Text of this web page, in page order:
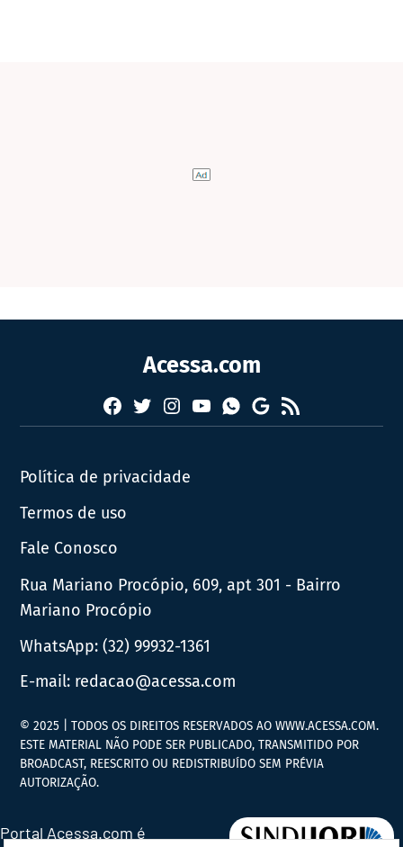
Acessa.com
Facebook
TwitterInstagram
YouTubeWhatsapp
Google
News
RSS
Política de privacidade
Termos de uso
Fale Conosco
Rua Mariano Procópio, 609, apt 301 - Bairro
Mariano Procópio
WhatsApp:(32) 99932-1361
E-mail: redacao@acessa.com
© 2025 | TODOS OS DIREITOS RESERVADOS AO WWW.ACESSA.COM.
ESTE MATERIAL NÃO PODE SER PUBLICADO, TRANSMITIDO POR
BROADCAST, REESCRITO OU REDISTRIBUÍDO SEM PRÉVIA
AUTORIZAÇÃO.
Portal Acessa.com é